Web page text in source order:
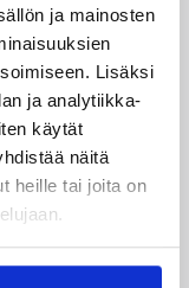
ja mainosten
Lisäksi
ja analytiikka-
käytät
näitä
heille tai joita on